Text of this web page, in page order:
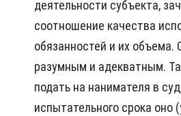
деятельности субъекта,
соотношение качества
обязанностей и их
разумным и адекватным.
подать на нанимателя в
испытательного срока оно